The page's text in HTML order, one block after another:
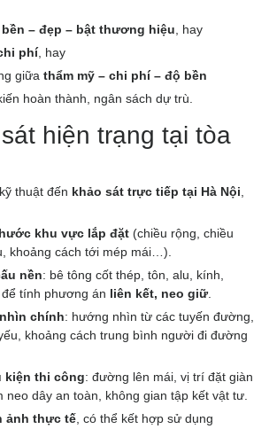
bền – đẹp – bật thương hiệu , hay
phí, hay
giữa thẩm mỹ – chi phí – độ bền
hoàn thành, ngân sách dự trù.
hiện trạng tại tòa
thuật đến khảo sát trực tiếp tại Hà Nội
khu vực lắp đặt (chiều rộng, chiều
khoảng cách tới mép mái…).
nền: bê tông cốt thép, tôn, alu, kính,
tính phương án liên kết, neo giữ.
chính: hướng nhìn từ các tuyến đường,
khoảng cách trung bình người đi đường
kiện thi công: đường lên mái, vị trí đặt giàn
neo dây an toàn, không gian tập kết vật tư.
ảnh thực tế , có thể kết hợp sử dụng